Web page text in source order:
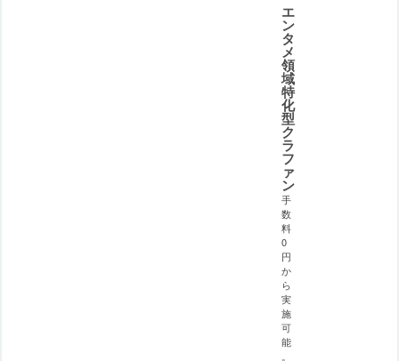
エ
ン
タ
メ
領
域
特
化
型
ク
ラ
フ
ァ
ン
手
数
料
0
円
か
ら
実
施
可
能